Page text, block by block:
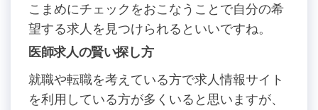
こまめにチェックをおこなうことで自分の希
望する求人を見つけられるといいですね。
医師求人の賢い探し方
就職や転職を考えている方で求人情報サイト
を利用している方が多くいると思いますが、